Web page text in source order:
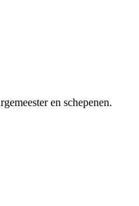
en schepenen.